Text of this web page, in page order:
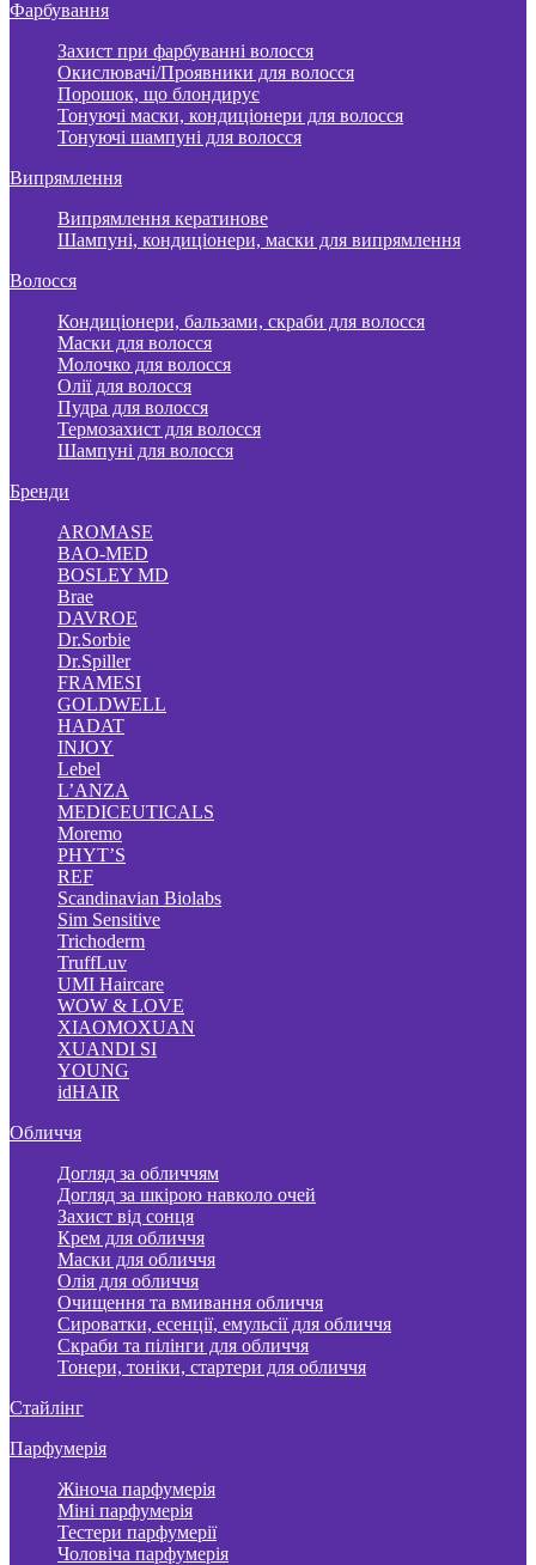
Фарбування
Захист при фарбуванні волосся
Окислювачі/Проявники для волосся
Порошок, що блондирує
Тонуючі маски, кондиціонери для волосся
Тонуючі шампуні для волосся
Випрямлення
Випрямлення кератинове
Шампуні, кондиціонери, маски для випрямлення
Волосся
Кондиціонери, бальзами, скраби для волосся
Маски для волосся
Молочко для волосся
Олії для волосся
Пудра для волосся
Термозахист для волосся
Шампуні для волосся
Бренди
AROMASE
BAO-MED
BOSLEY MD
Brae
DAVROE
Dr.Sorbie
Dr.Spiller
FRAMESI
GOLDWELL
HADAT
INJOY
Lebel
L’ANZA
MEDICEUTICALS
Moremo
PHYT’S
REF
Scandinavian Biolabs
Sim Sensitive
Trichoderm
TruffLuv
UMI Haircare
WOW & LOVE
XIAOMOXUAN
XUANDI SI
YOUNG
idHAIR
Обличчя
Догляд за обличчям
Догляд за шкірою навколо очей
Захист від сонця
Крем для обличчя
Маски для обличчя
Олія для обличчя
Очищення та вмивання обличчя
Сироватки, есенції, емульсії для обличчя
Скраби та пілінги для обличчя
Тонери, тоніки, стартери для обличчя
Стайлінг
Парфумерія
Жіноча парфумерія
Міні парфумерія
Тестери парфумерії
Чоловіча парфумерія